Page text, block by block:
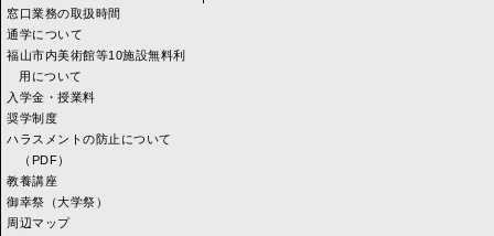
窓口業務の取扱時間
通学について
福山市内美術館等10施設無料利
用について
入学金・授業料
奨学制度
ハラスメントの防止について
（PDF）
教養講座
御幸祭（大学祭）
周辺マップ